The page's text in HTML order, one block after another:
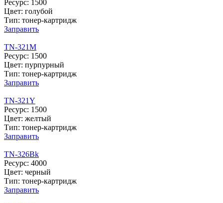
Ресурс: 1500
Цвет: голубой
Тип: тонер-картридж
Заправить
TN-321M
Ресурс: 1500
Цвет: пурпурный
Тип: тонер-картридж
Заправить
TN-321Y
Ресурс: 1500
Цвет: желтый
Тип: тонер-картридж
Заправить
TN-326Bk
Ресурс: 4000
Цвет: черный
Тип: тонер-картридж
Заправить